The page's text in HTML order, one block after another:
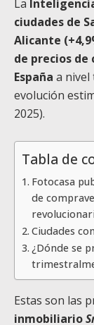
La
ciudades de
Alicante
de precios
España a nivel
evolución
2025).
Tabla de
Fotocasa
de
Ciudades
¿Dónde se
Estas son las
inmobiliario